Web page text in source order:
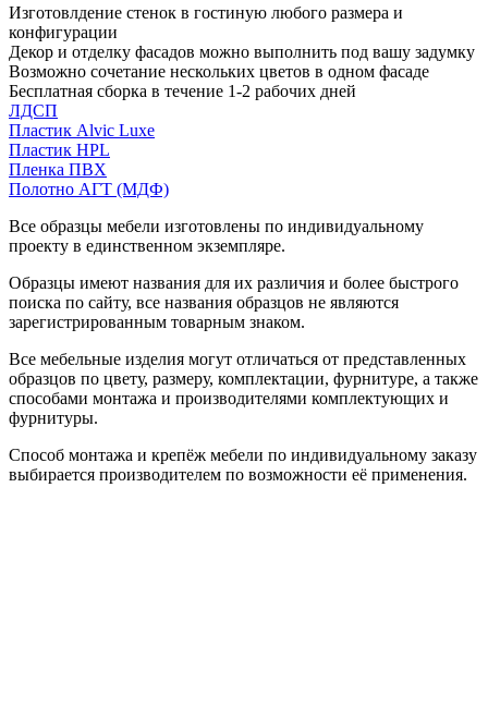
Изготовлдение стенок в гостиную любого размера и
конфигурации
Декор и отделку фасадов можно выполнить под вашу задумку
Возможно сочетание нескольких цветов в одном фасаде
Бесплатная сборка в течение 1-2 рабочих дней
ЛДСП
Пластик Alvic Luxe
Пластик HPL
Пленка ПВХ
Полотно АГТ (МДФ)
Все образцы мебели изготовлены по индивидуальному
проекту в единственном экземпляре.
Образцы имеют названия для их различия и более быстрого
поиска по сайту, все названия образцов не являются
зарегистрированным товарным знаком.
Все мебельные изделия могут отличаться от представленных
образцов по цвету, размеру, комплектации, фурнитуре, а также
способами монтажа и производителями комплектующих и
фурнитуры.
Способ монтажа и крепёж мебели по индивидуальному заказу
выбирается производителем по возможности её применения.